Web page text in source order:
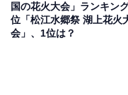
の自然美あふれる景
性／東京都)といった
国の花火大会」ランキン
位「松江水郷祭 湖上花火
会」、1位は？